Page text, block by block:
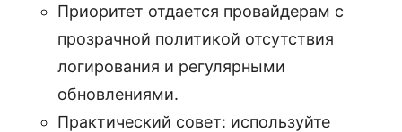
Приоритет отдается провайдерам с
прозрачной политикой отсутствия
логирования и регулярными
обновлениями.
Практический совет: используйте